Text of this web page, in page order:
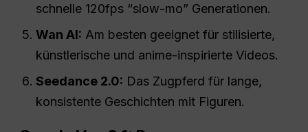
schnelle 120fps “slow-mo” Generationen.
Wan AI: Am besten geeignet für stilisierte,
künstlerische und anime-inspirierte Videos.
Seedance 2.0: Das Zugpferd für lange,
konsistente Geschichten mit Figuren.